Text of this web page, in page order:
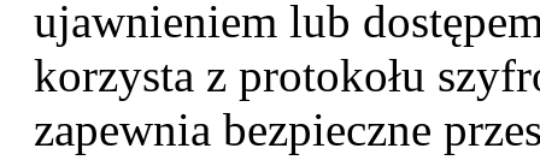
ujawnieniem lub
korzysta z protokołu
zapewnia bezpieczne